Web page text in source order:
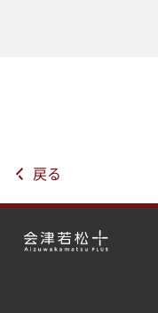
戻る